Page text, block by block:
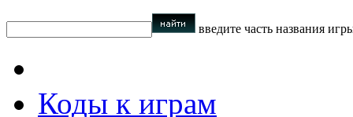
введите часть названия
Коды к играм